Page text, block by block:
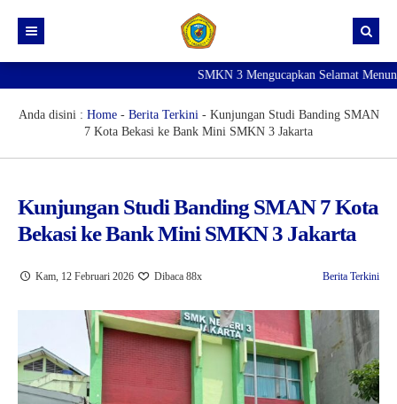
Profil
Layanan
E-Rapor
PPDB
CEK HASIL TKA
SMKN 3 Mengucapkan Selamat
Anda disini : Home- Berita Terkini- Kunjungan Studi Banding SMAN
7 Kota Bekasi ke Bank Mini SMKN 3 Jakarta
Kunjungan Studi Banding SMAN 7 Kota
Bekasi ke Bank Mini SMKN 3 Jakarta
Kam, 12 Februari 2026 Dibaca 88x Berita Terkini